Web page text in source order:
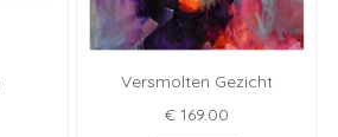
Versmolten Gezicht
€ 169.00